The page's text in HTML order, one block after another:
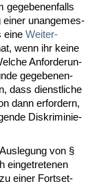
ge­ge­be­nen­falls
ei­ner un­an­ge­mes­
ei­ne Wei­ter­
wenn ihr kei­ne
An­for­de­run­
ge­ge­be­nen­
dass dienst­li­che
dann er­for­dern,
Dis­kri­mi­nie­
von §
ein­ge­tre­te­nen
ei­ner Fort­set­